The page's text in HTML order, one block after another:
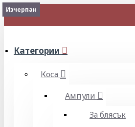
МЕНЮ
Категории
Коса
Ампули
За блясък
Изчерпан
Изчерпан
Изчерпан